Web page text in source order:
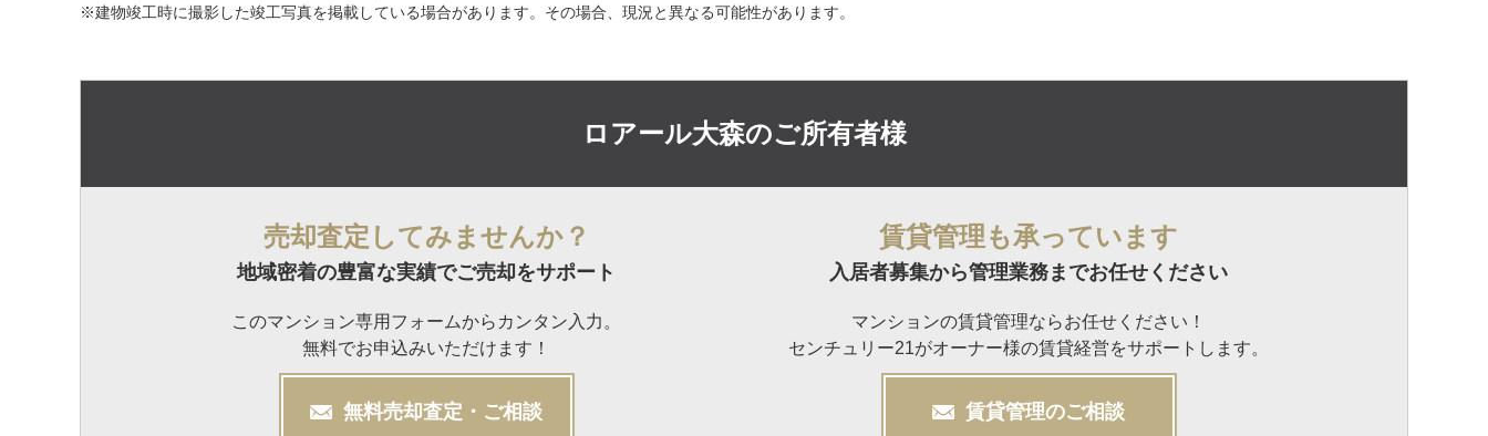
※建物竣工時に撮影した竣工写真を掲載している場合があります。その場合、現況と異なる可能性があります。
ロアール大森のご所有者様
売却査定してみませんか？
地域密着の豊富な実績でご売却をサポート
このマンション専用フォームからカンタン入力。
無料でお申込みいただけます！
無料売却査定・ご相談
賃貸管理も承っています
入居者募集から管理業務までお任せください
マンションの賃貸管理ならお任せください！
センチュリー21がオーナー様の賃貸経営をサポートします。
賃貸管理のご相談